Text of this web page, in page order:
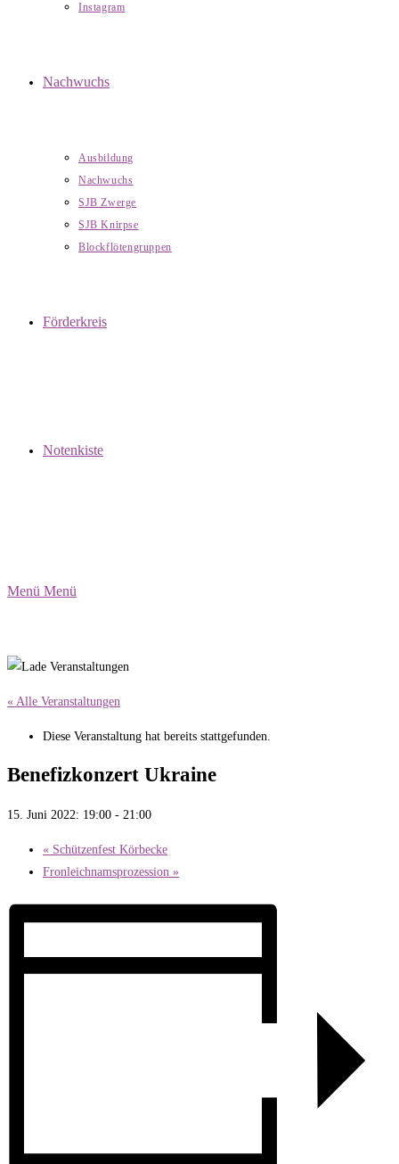
Instagram
Nachwuchs
Ausbildung
Nachwuchs
SJB Zwerge
SJB Knirpse
Blockflötengruppen
Förderkreis
Notenkiste
Menü Menü
« Alle Veranstaltungen
Diese Veranstaltung hat bereits stattgefunden.
Benefizkonzert Ukraine
15. Juni 2022: 19:00 - 21:00
« Schützenfest Körbecke
Fronleichnamsprozession »